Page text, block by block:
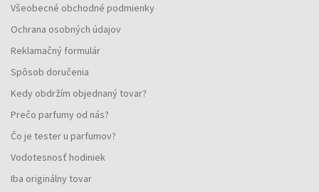
Všeobecné obchodné podmienky
Ochrana osobných údajov
Reklamačný formulár
Spôsob doručenia
Kedy obdržím objednaný tovar?
Prečo parfumy od nás?
Čo je tester u parfumov?
Vodotesnosť hodiniek
Iba originálny tovar